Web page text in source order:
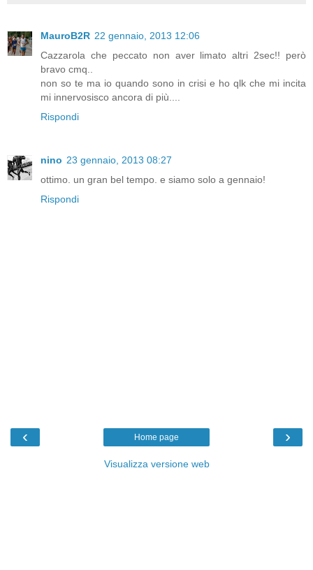
MauroB2R 22 gennaio, 2013 12:06
Cazzarola che peccato non aver limato altri 2sec!! però
bravo cmq..
non so te ma io quando sono in crisi e ho qlk che mi incita
mi innervosisco ancora di più....
Rispondi
nino 23 gennaio, 2013 08:27
ottimo. un gran bel tempo. e siamo solo a gennaio!
Rispondi
‹ ›
Home page
Visualizza versione web